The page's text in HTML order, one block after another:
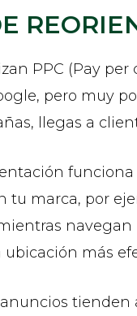
PPC (Pay
pero muy
llegas a
tu marca, por
más